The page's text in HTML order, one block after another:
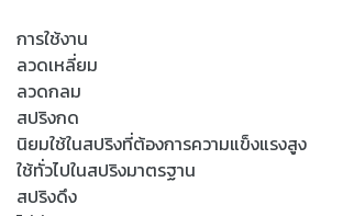
การใช้งาน
ลวดเหลี่ยม
ลวดกลม
สปริงกด
นิยมใช้ในสปริงที่ต้องการความแข็งแรงสูง
ใช้ทั่วไปในสปริงมาตรฐาน
สปริงดึง